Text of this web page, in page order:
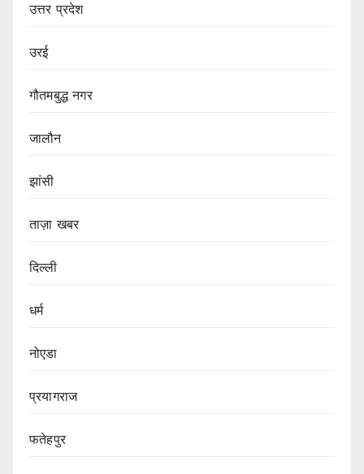
उत्तर प्रदेश
उरई
गौतमबुद्ध नगर
जालौन
झांसी
ताज़ा खबर
दिल्ली
धर्म
नोएडा
प्रयागराज
फतेहपुर